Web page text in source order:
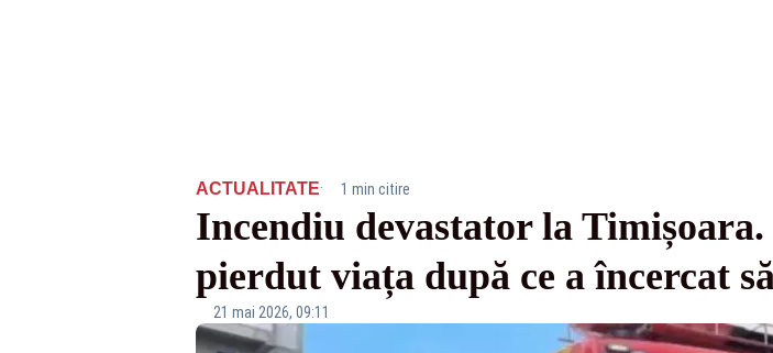
ACTUALITATE· 1 min citire
Incendiu devastator la Timișoara.
pierdut viața după ce a încercat
21 mai 2026, 09:11